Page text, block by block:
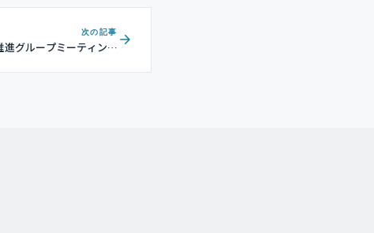
次の記事
進グループミーティング